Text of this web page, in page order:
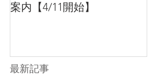
案内【4/11開始】
最新記事